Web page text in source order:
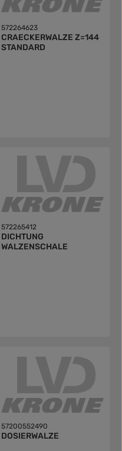
572264623
CRAECKERWALZE Z=144
STANDARD
572265412
DICHTUNG
WALZENSCHALE
57200552490
DOSIERWALZE